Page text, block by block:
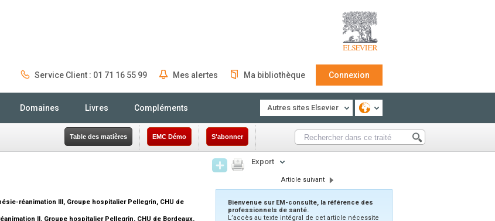
Service Client : 01 71 16 55 99 Mes alertes Ma bibliothèque Connexion
Domaines Livres Compléments Autres sites Elsevier
Table des matières EMC Démo S'abonner
réanimation III, Groupe hospitalier Pellegrin, CHU de
II, Groupe hospitalier Pellegrin, CHU de Bordeaux,
Export
Article suivant
Bienvenue sur EM-consulte, la référence des
professionnels de santé.
L’accès au texte intégral de cet article nécessite